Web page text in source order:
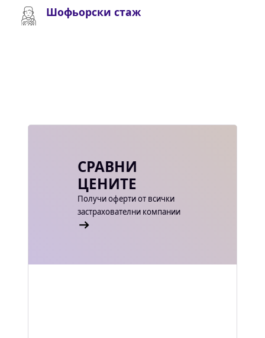
Шофьорски стаж
СРАВНИ
ЦЕНИТЕ
Получи оферти от всички
застрахователни компании